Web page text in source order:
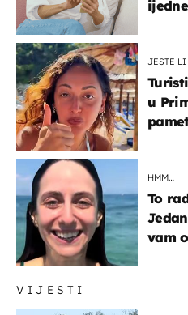
VIJESTI
JESTE LI
u
HMM…
To
vam